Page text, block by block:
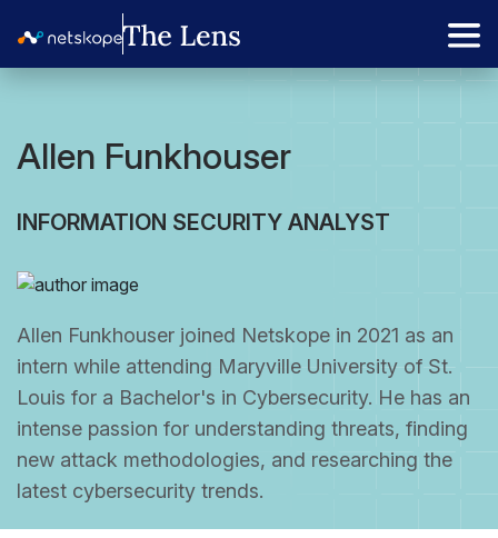
Allen Funkhouser
INFORMATION SECURITY ANALYST
Allen Funkhouser joined Netskope in 2021 as an
intern while attending Maryville University of St.
Louis for a Bachelor's in Cybersecurity. He has an
intense passion for understanding threats, finding
new attack methodologies, and researching the
latest cybersecurity trends.